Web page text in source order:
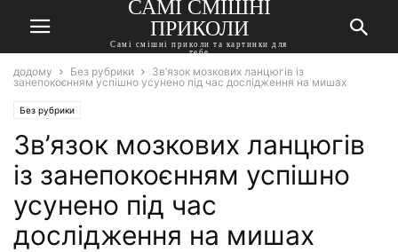
САМІ СМІШНІ
ПРИКОЛИ
Самі смішні приколи та картинки для
тебе
додому Без рубрики
Зв’язок мозкових ланцюгів із
занепокоєнням успішно усунено під час дослідження на мишах
Без рубрики
Зв’язок мозкових ланцюгів
із занепокоєнням успішно
усунено під час
дослідження на мишах